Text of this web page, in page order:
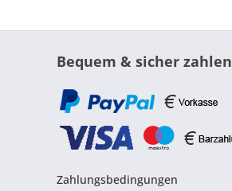
Bequem & sicher zahlen
Zahlungsbedingungen